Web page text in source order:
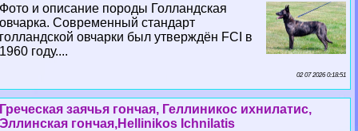
Фото и описание породы Голландская
овчарка. Современный стандарт
голландской овчарки был утверждён FCI в
1960 году....
02 07 2026 0:18:51
Греческая заячья гончая, Геллиникос ихнилатис,
Эллинская гончая,Hellinikos Ichnilatis